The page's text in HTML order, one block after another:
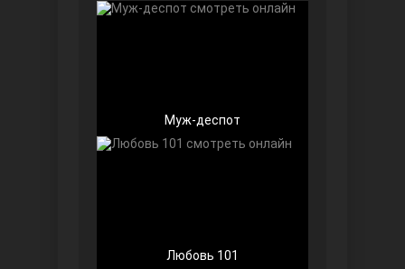
Дочь посла
Муж-деспот
Любовь 101